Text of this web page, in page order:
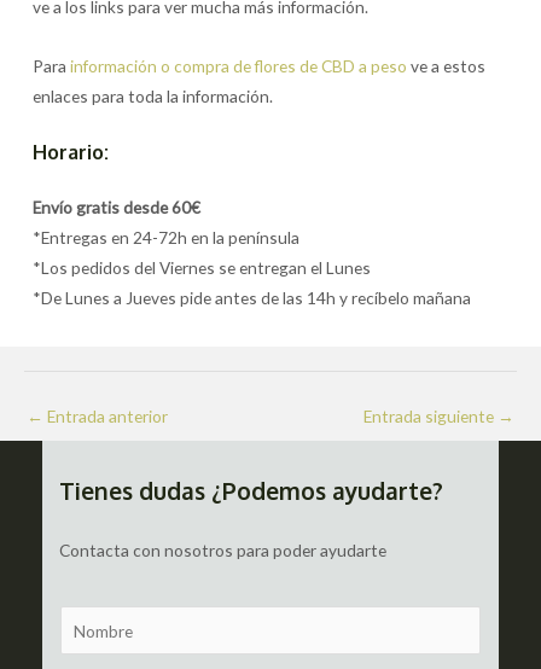
ve a los links para ver mucha más información.
Parainformación o compra de flores de CBD a peso ve a estos
enlaces para toda la información.
Horario:
Envío gratis desde 60€
*Entregas en 24-72h en la península
*Los pedidos del Viernes se entregan el Lunes
*De Lunes a Jueves pide antes de las 14h y recíbelo mañana
Navegación
de
← Entrada anterior Entrada siguiente →
Tienes dudas ¿Podemos ayudarte?
Contacta con nosotros para poder ayudarte
a